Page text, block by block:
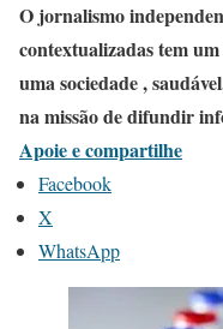
O jornalismo
contextualizadas tem
uma sociedade ,
na missão de difundir
Apoie e compartilhe
Facebook
X
WhatsApp